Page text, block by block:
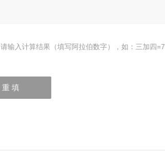
请输入计算结果（填写阿拉伯数字），如：三加四=7